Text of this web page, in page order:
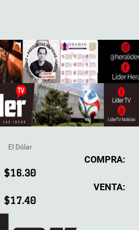
El Dólar
COMPRA:
$16.30
VENTA:
$17.40